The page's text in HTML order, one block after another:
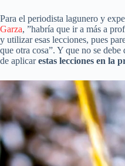
Para el periodista lagunero y
Garza, ”habría que ir a más a
y utilizar esas lecciones, pues
que otra cosa”. Y que no se
de aplicarestas lecciones en la